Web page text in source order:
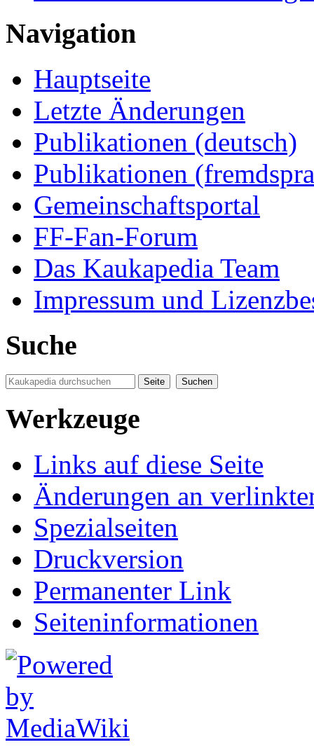
Navigation
Hauptseite
Letzte Änderungen
Publikationen (deutsch)
Publikationen
Gemeinschaftsportal
FF-Fan-Forum
Das Kaukapedia Team
Impressum und
Suche
Werkzeuge
Links auf diese Seite
Änderungen an
Spezialseiten
Druckversion
Permanenter Link
Seiten­informationen